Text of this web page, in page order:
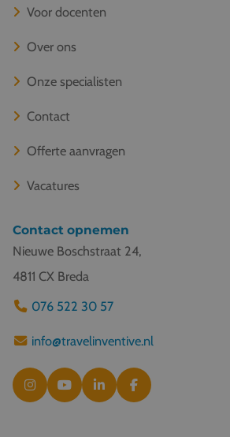
Voor docenten
Over ons
Onze specialisten
Contact
Offerte aanvragen
Vacatures
Contact opnemen
Nieuwe Boschstraat 24,
4811 CX Breda
076 522 30 57
info@travelinventive.nl